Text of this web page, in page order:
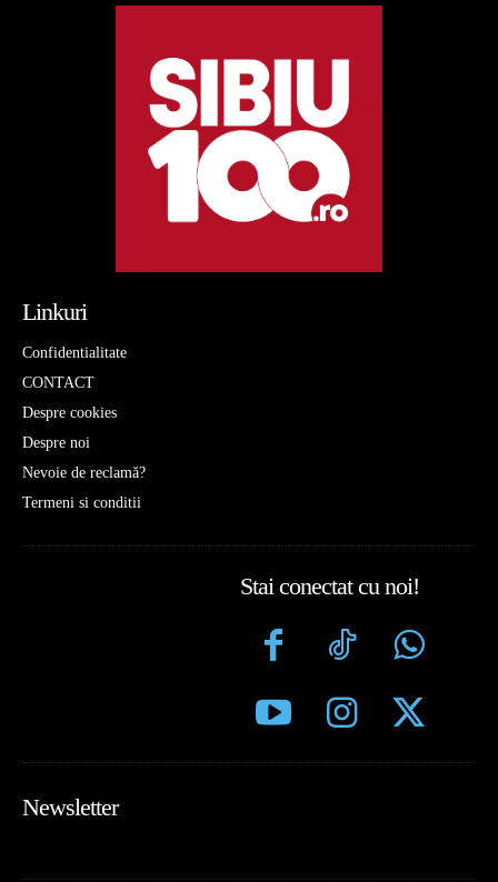
Linkuri
Confidentialitate
CONTACT
Despre cookies
Despre noi
Nevoie de reclamă?
Termeni si conditii
Stai conectat cu noi!
Newsletter